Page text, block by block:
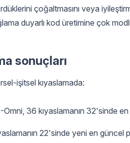
çoğaltmasını veya
duyarlı kod üretimine çok
sonuçları
işitsel kıyaslamada:
36 kıyaslamanın 32'sinde
22'sinde yeni en güncel